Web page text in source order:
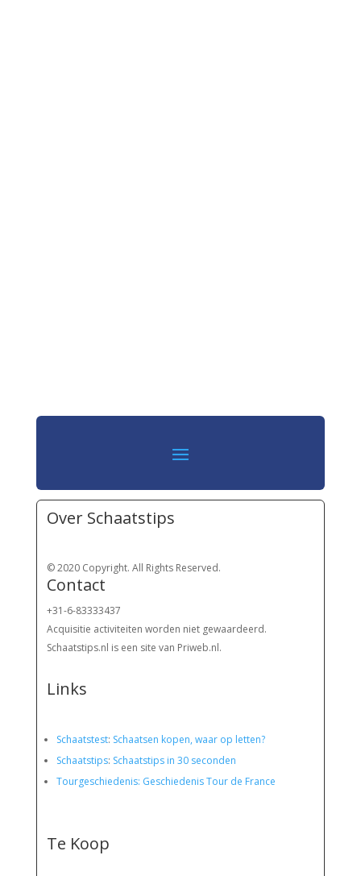
Over Schaatstips
© 2020 Copyright. All Rights Reserved.
Contact
+31-6-83333437
Acquisitie activiteiten worden niet gewaardeerd.
Schaatstips.nl is een site van Priweb.nl.
Links
Schaatstest: Schaatsen kopen, waar op letten?
Schaatstips: Schaatstips in 30 seconden
Tourgeschiedenis: Geschiedenis Tour de France
Te Koop